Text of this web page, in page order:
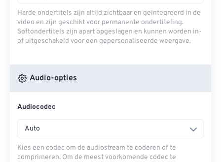
Harde ondertitels zijn altijd zichtbaar en geïntegreerd in de
video en zijn geschikt voor permanente ondertiteling.
Softondertitels zijn apart opgeslagen en kunnen worden in-
of uitgeschakeld voor een gepersonaliseerde weergave.
Audio-opties
Audiocodec
Auto
Kies een codec om de audiostream te coderen of te
comprimeren. Om de meest voorkomende codec te